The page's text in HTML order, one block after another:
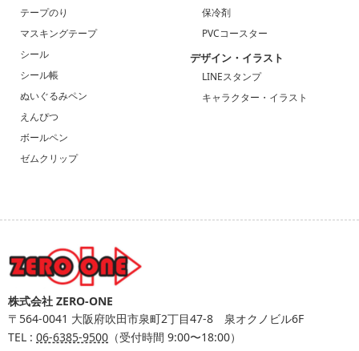
テープのり
マスキングテープ
シール
シール帳
ぬいぐるみペン
えんぴつ
ボールペン
ゼムクリップ
保冷剤
PVCコースター
デザイン・イラスト
LINEスタンプ
キャラクター・イラスト
株式会社 ZERO-ONE
〒564-0041 大阪府吹田市泉町2丁目47-8 泉オクノビル6F
TEL : 06-6385-9500 （受付時間 9:00〜18:00）